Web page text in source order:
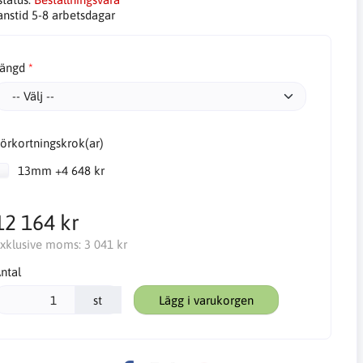
5-8 arbetsdagar
13mm +4 648 kr
164 kr
moms: 3 041 kr
st Lägg i varukorgen